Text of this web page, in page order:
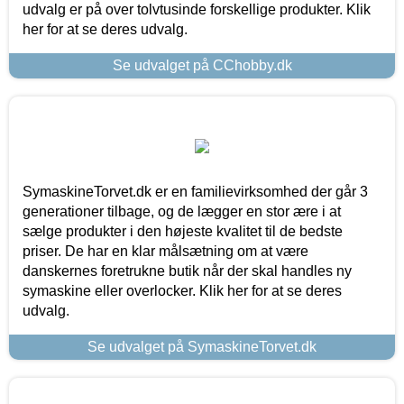
udvalg er på over tolvtusinde forskellige produkter. Klik
her for at se deres udvalg.
Se udvalget på CChobby.dk
SymaskineTorvet.dk er en familievirksomhed der går 3
generationer tilbage, og de lægger en stor ære i at
sælge produkter i den højeste kvalitet til de bedste
priser. De har en klar målsætning om at være
danskernes foretrukne butik når der skal handles ny
symaskine eller overlocker. Klik her for at se deres
udvalg.
Se udvalget på SymaskineTorvet.dk